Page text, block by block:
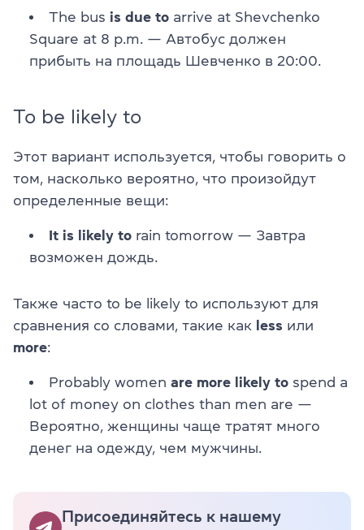
The bus is due to arrive at Shevchenko
Square at 8 p.m. — Автобус должен
прибыть на площадь Шевченко в 20:00.
To be likely to
Этот вариант используется, чтобы говорить о
том, насколько вероятно, что произойдут
определенные вещи:
It is likely to rain tomorrow — Завтра
возможен дождь.
Также часто to be likely to используют для
сравнения со словами, такие как
less или
more:
Probably women are more likely to spend a
lot of money on clothes than men are —
Вероятно, женщины чаще тратят много
денег на одежду, чем мужчины.
Присоединяйтесь к нашему